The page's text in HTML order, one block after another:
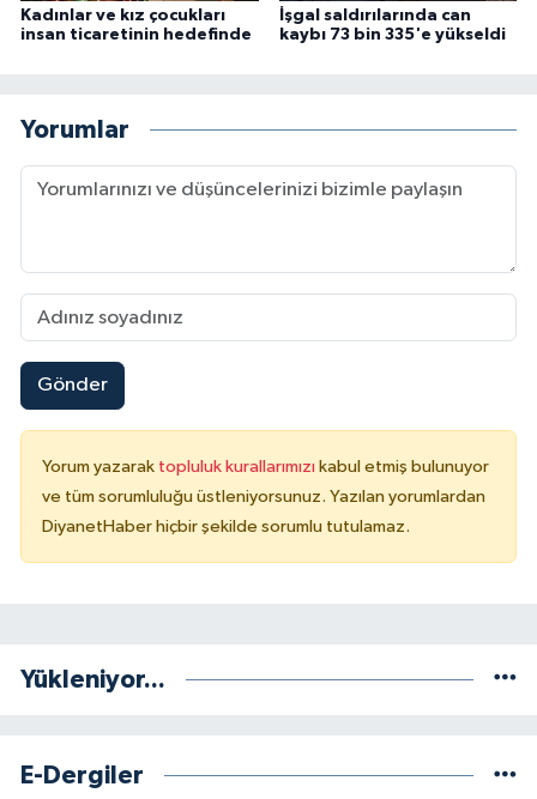
Kadınlar ve kız çocukları
insan ticaretinin hedefinde
İşgal saldırılarında can
kaybı 73 bin 335'e yükseldi
Yorumlar
Gönder
Yorum yazarak topluluk kurallarımızı kabul etmiş bulunuyor
ve tüm sorumluluğu üstleniyorsunuz. Yazılan yorumlardan
DiyanetHaber hiçbir şekilde sorumlu tutulamaz.
Yükleniyor...
E-Dergiler
Şırnak Müftülüğü
Tokat Müftülüğü
Trabzon Müftülüğü
Uşak Müftülüğü
Van Müftülüğü
Yozgat Müftülüğü
Zonguldak Müftülüğü